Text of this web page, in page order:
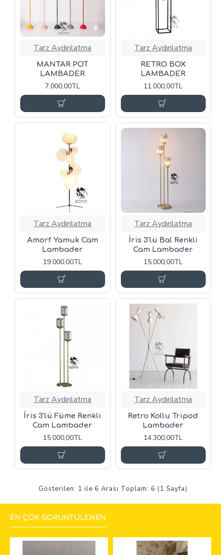
Tarz Aydınlatma
MANTAR POT
LAMBADER
7.000,00TL
Tarz Aydınlatma
RETRO BOX
LAMBADER
11.000,00TL
Tarz Aydınlatma
Amorf Yamuk Cam
Lambader
19.000,00TL
Tarz Aydınlatma
İris 3'lü Bal Renkli
Cam Lambader
15.000,00TL
Tarz Aydınlatma
İris 3'lü Füme Renkli
Cam Lambader
15.000,00TL
Tarz Aydınlatma
Retro Kollu Tripod
Lambader
14.300,00TL
Gösterilen: 1 ile 6 Arası Toplam: 6 (1 Sayfa)
EN ÇOK GÖRÜNTÜLENEN